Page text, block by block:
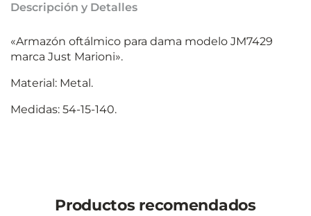
Descripción y Detalles
«Armazón oftálmico para dama modelo JM7429
marca Just Marioni».
Material: Metal.
Medidas: 54-15-140.
Productos recomendados